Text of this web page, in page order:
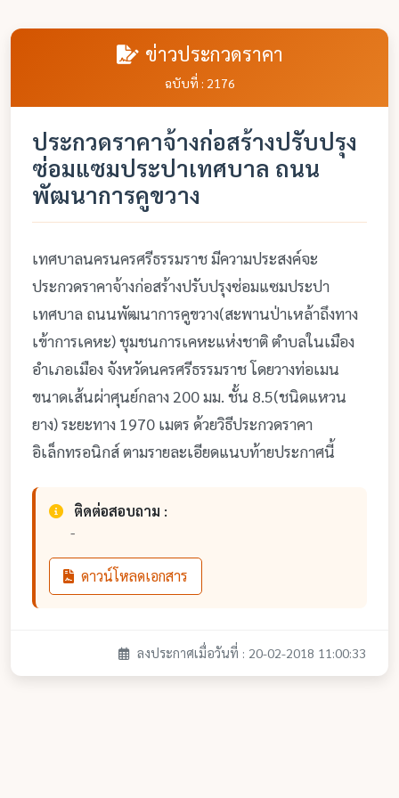
ข่าวประกวดราคา
ฉบับที่ : 2176
ประกวดราคาจ้างก่อสร้างปรับปรุง
ซ่อมแซมประปาเทศบาล ถนน
พัฒนาการคูขวาง
เทศบาลนครนครศรีธรรมราช มีความประสงค์จะ
ประกวดราคาจ้างก่อสร้างปรับปรุงซ่อมแซมประปา
เทศบาล ถนนพัฒนาการคูขวาง(สะพานป่าเหล้าถึงทาง
เข้าการเคหะ) ชุมชนการเคหะแห่งชาติ ตำบลในเมือง
อำเภอเมือง จังหวัดนครศรีธรรมราช โดยวางท่อเมน
ขนาดเส้นผ่าศุนย์กลาง 200 มม. ชั้น 8.5(ชนิดแหวน
ยาง) ระยะทาง 1970 เมตร ด้วยวิธีประกวดราคา
อิเล็กทรอนิกส์ ตามรายละเอียดแนบท้ายประกาศนี้
ติดต่อสอบถาม :
-
ดาวน์โหลดเอกสาร
ลงประกาศเมื่อวันที่ : 20-02-2018 11:00:33